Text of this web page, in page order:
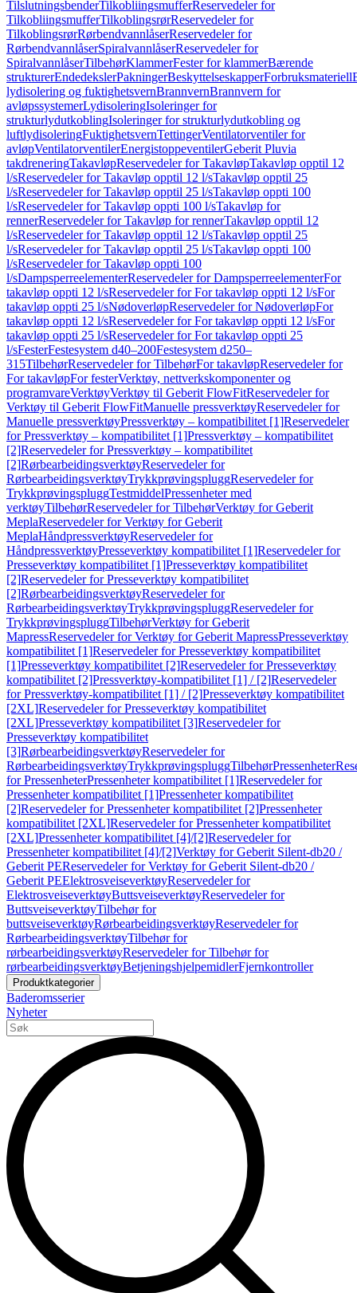
TilslutningsbenderTilkobliingsmufferReservedeler for
TilkobliingsmufferTilkoblingsrørReservedeler for
TilkoblingsrørRørbendvannlåserReservedeler for
RørbendvannlåserSpiralvannlåserReservedeler for
SpiralvannlåserTilbehørKlammerFester for klammerBærende
strukturerEndedekslerPakningerBeskyttelseskapperForbruksmateriell
lydisolering og fuktighetsvernBrannvernBrannvern for
avløpssystemerLydisoleringIsoleringer for
strukturlydutkoblingIsoleringer for strukturlydutkobling og
luftlydisoleringFuktighetsvernTettingerVentilatorventiler for
avløpVentilatorventilerEnergistoppeventilerGeberit Pluvia
takdreneringTakavløpReservedeler for TakavløpTakavløp opptil 12
l/sReservedeler for Takavløp opptil 12 l/sTakavløp opptil 25
l/sReservedeler for Takavløp opptil 25 l/sTakavløp oppti 100
l/sReservedeler for Takavløp oppti 100 l/sTakavløp for
rennerReservedeler for Takavløp for rennerTakavløp opptil 12
l/sReservedeler for Takavløp opptil 12 l/sTakavløp opptil 25
l/sReservedeler for Takavløp opptil 25 l/sTakavløp oppti 100
l/sReservedeler for Takavløp oppti 100
l/sDampsperreelementerReservedeler for DampsperreelementerFor
takavløp oppti 12 l/sReservedeler for For takavløp oppti 12 l/sFor
takavløp oppti 25 l/sNødoverløpReservedeler for NødoverløpFor
takavløp oppti 12 l/sReservedeler for For takavløp oppti 12 l/sFor
takavløp oppti 25 l/sReservedeler for For takavløp oppti 25
l/sFesterFestesystem d40–200Festesystem d250–
315TilbehørReservedeler for TilbehørFor takavløpReservedeler for
For takavløpFor festerVerktøy, nettverkskomponenter og
programvareVerktøyVerktøy til Geberit FlowFitReservedeler for
Verktøy til Geberit FlowFitManuelle pressverktøyReservedeler for
Manuelle pressverktøyPressverktøy – kompatibilitet [1]Reservedeler
for Pressverktøy – kompatibilitet [1]Pressverktøy – kompatibilitet
[2]Reservedeler for Pressverktøy – kompatibilitet
[2]RørbearbeidingsverktøyReservedeler for
RørbearbeidingsverktøyTrykkprøvingspluggReservedeler for
TrykkprøvingspluggTestmiddelPressenheter med
verktøyTilbehørReservedeler for TilbehørVerktøy for Geberit
MeplaReservedeler for Verktøy for Geberit
MeplaHåndpressverktøyReservedeler for
HåndpressverktøyPresseverktøy kompatibilitet [1]Reservedeler for
Presseverktøy kompatibilitet [1]Presseverktøy kompatibilitet
[2]Reservedeler for Presseverktøy kompatibilitet
[2]RørbearbeidingsverktøyReservedeler for
RørbearbeidingsverktøyTrykkprøvingspluggReservedeler for
TrykkprøvingspluggTilbehørVerktøy for Geberit
MapressReservedeler for Verktøy for Geberit MapressPresseverktøy
kompatibilitet [1]Reservedeler for Presseverktøy kompatibilitet
[1]Presseverktøy kompatibilitet [2]Reservedeler for Presseverktøy
kompatibilitet [2]Pressverktøy-kompatibilitet [1] / [2]Reservedeler
for Pressverktøy-kompatibilitet [1] / [2]Presseverktøy kompatibilitet
[2XL]Reservedeler for Presseverktøy kompatibilitet
[2XL]Presseverktøy kompatibilitet [3]Reservedeler for
Presseverktøy kompatibilitet
[3]RørbearbeidingsverktøyReservedeler for
RørbearbeidingsverktøyTrykkprøvingspluggTilbehørPressenheter
for PressenheterPressenheter kompatibilitet [1]Reservedeler for
Pressenheter kompatibilitet [1]Pressenheter kompatibilitet
[2]Reservedeler for Pressenheter kompatibilitet [2]Pressenheter
kompatibilitet [2XL]Reservedeler for Pressenheter kompatibilitet
[2XL]Pressenheter kompatibilitet [4]/[2]Reservedeler for
Pressenheter kompatibilitet [4]/[2]Verktøy for Geberit Silent-db20 /
Geberit PEReservedeler for Verktøy for Geberit Silent-db20 /
Geberit PEElektrosveiseverktøyReservedeler for
ElektrosveiseverktøyButtsveiseverktøyReservedeler for
ButtsveiseverktøyTilbehør for
buttsveiseverktøyRørbearbeidingsverktøyReservedeler for
RørbearbeidingsverktøyTilbehør for
rørbearbeidingsverktøyReservedeler for Tilbehør for
rørbearbeidingsverktøyBetjeningshjelpemidlerFjernkontroller
Produktkategorier
Baderomsserier
Nyheter